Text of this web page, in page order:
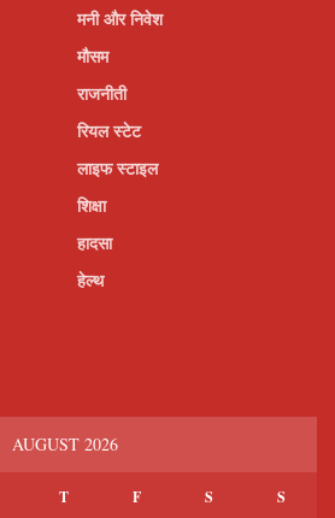
मनी और निवेश
मौसम
राजनीती
रियल स्टेट
लाइफ स्टाइल
शिक्षा
हादसा
हेल्थ
AUGUST 2026
T F S S